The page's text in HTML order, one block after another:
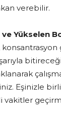
verebilir.
Yükselen
Eşinizle
vakitler